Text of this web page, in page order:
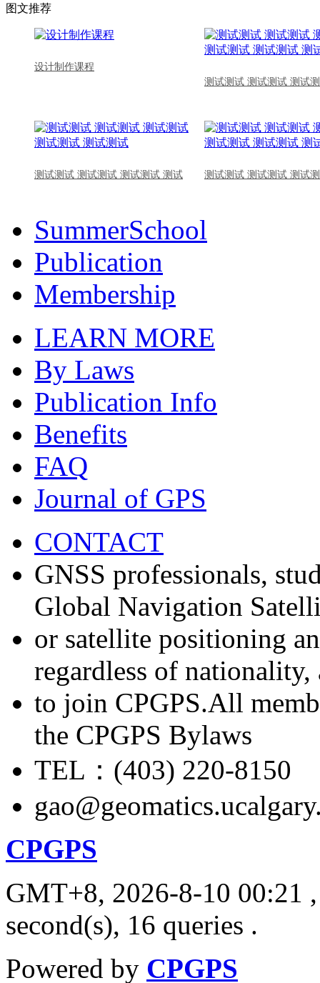
图文推荐
设计制作课程
测试测试 测试测试 测试
测试测试 测试测试 测试测试 测试 测试测试 测试测试 测试
SummerSchool
Publication
Membership
LEARN MORE
By Laws
Publication Info
Benefits
FAQ
Journal of GPS
CONTACT
GNSS professionals,
Global Navigation
or satellite positioning
regardless of nationality,
to join CPGPS.All
the CPGPS Bylaws
TEL：(403) 220-8150
CPGPS
GMT+8, 2026-8-10 00:21
second(s), 16 queries .
Powered by CPGPS